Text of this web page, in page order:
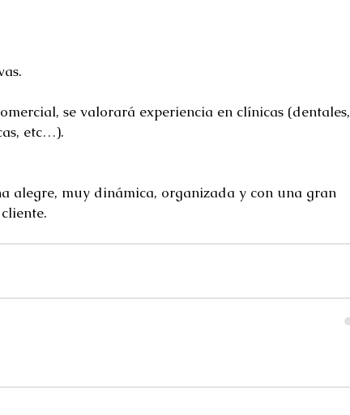
se valorará experiencia en clínicas (dentales,
etc…).
alegre, muy dinámica, organizada y con una gran